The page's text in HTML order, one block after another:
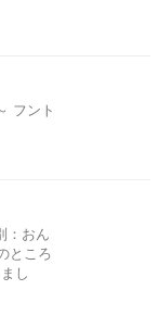
フント
：おん
ところ
し